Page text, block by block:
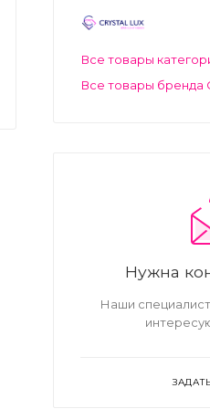
Все товары
Все товары бренда
Нужна
Наши